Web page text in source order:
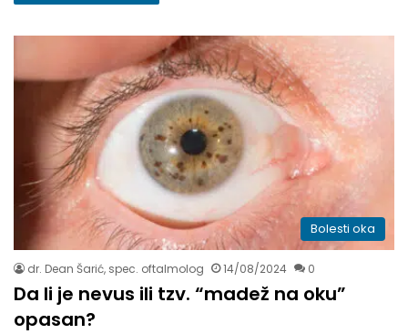
Bolesti oka
dr. Dean Šarić, spec. oftalmolog 14/08/2024 0
Da li je nevus ili tzv. “madež na oku”
opasan?